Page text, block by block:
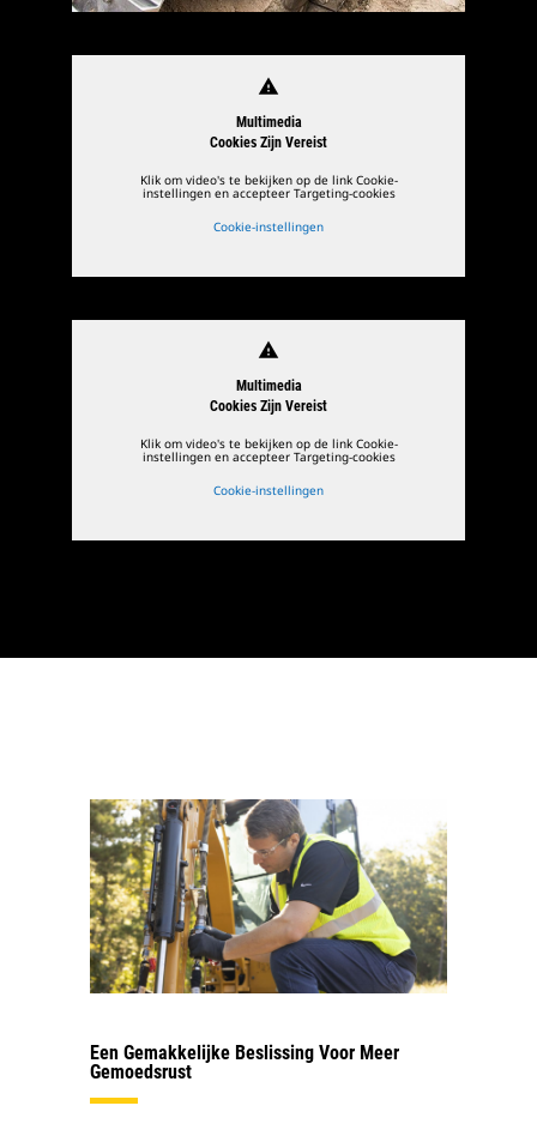
warning
Multimedia
Cookies Zijn Vereist
Klik om video's te bekijken op de link Cookie-
instellingen en accepteer Targeting-cookies
Cookie-instellingen
warning
Multimedia
Cookies Zijn Vereist
Klik om video's te bekijken op de link Cookie-
instellingen en accepteer Targeting-cookies
Cookie-instellingen
Een Gemakkelijke Beslissing Voor Meer
Gemoedsrust